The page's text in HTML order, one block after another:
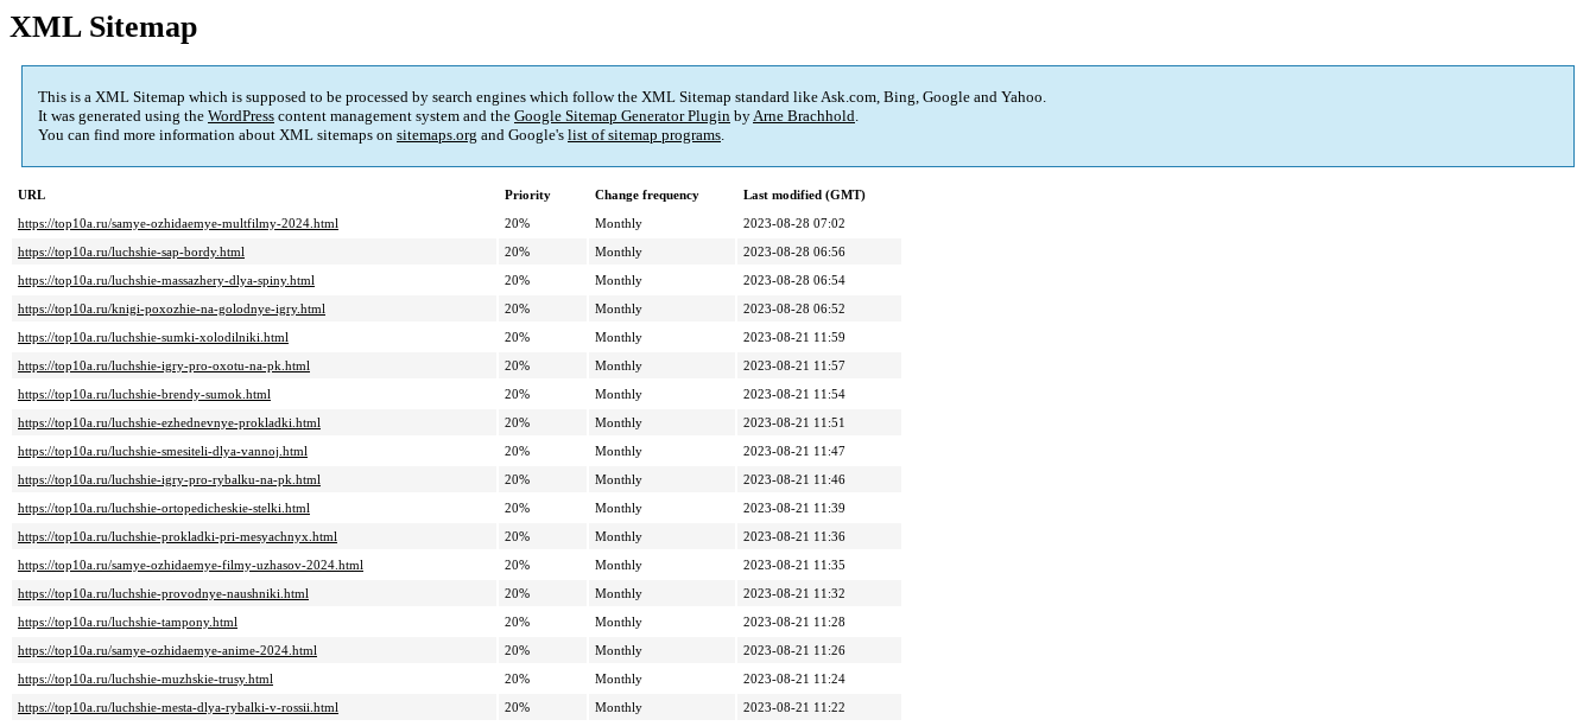
XML Sitemap
This is a XML Sitemap which is supposed to be processed by search engines which follow the XML Sitemap standard like Ask.com, Bing, Google and Yahoo.
It was generated using the WordPress content management system and the Google Sitemap Generator Plugin byArne Brachhold.
You can find more information about XML sitemaps on sitemaps.org and Google's list of sitemap programs.
URL Priority Change frequency
Last modified (GMT)
https://top10a.ru/samye-ozhidaemye-multfilmy-2024.html
20% Monthly
2023-08-28 07:02
https://top10a.ru/luchshie-sap-bordy.html
20% Monthly
2023-08-28 06:56
https://top10a.ru/luchshie-massazhery-dlya-spiny.html
20% Monthly
2023-08-28 06:54
https://top10a.ru/knigi-poxozhie-na-golodnye-igry.html
20% Monthly
2023-08-28 06:52
https://top10a.ru/luchshie-sumki-xolodilniki.html
20% Monthly
2023-08-21 11:59
https://top10a.ru/luchshie-igry-pro-oxotu-na-pk.html
20% Monthly
2023-08-21 11:57
https://top10a.ru/luchshie-brendy-sumok.html
20% Monthly
2023-08-21 11:54
https://top10a.ru/luchshie-ezhednevnye-prokladki.html
20% Monthly
2023-08-21 11:51
https://top10a.ru/luchshie-smesiteli-dlya-vannoj.html
20% Monthly
2023-08-21 11:47
https://top10a.ru/luchshie-igry-pro-rybalku-na-pk.html
20% Monthly
2023-08-21 11:46
https://top10a.ru/luchshie-ortopedicheskie-stelki.html
20% Monthly
2023-08-21 11:39
https://top10a.ru/luchshie-prokladki-pri-mesyachnyx.html
20% Monthly
2023-08-21 11:36
https://top10a.ru/samye-ozhidaemye-filmy-uzhasov-2024.html
20% Monthly
2023-08-21 11:35
https://top10a.ru/luchshie-provodnye-naushniki.html
20% Monthly
2023-08-21 11:32
https://top10a.ru/luchshie-tampony.html
20% Monthly
2023-08-21 11:28
https://top10a.ru/samye-ozhidaemye-anime-2024.html
20% Monthly
2023-08-21 11:26
https://top10a.ru/luchshie-muzhskie-trusy.html
20% Monthly
2023-08-21 11:24
https://top10a.ru/luchshie-mesta-dlya-rybalki-v-rossii.html
20% Monthly
2023-08-21 11:22